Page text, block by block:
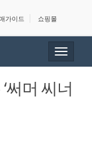
가이드 쇼핑몰
Toggle
써머 씨너